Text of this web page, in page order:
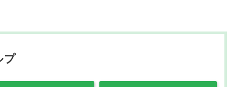
プ